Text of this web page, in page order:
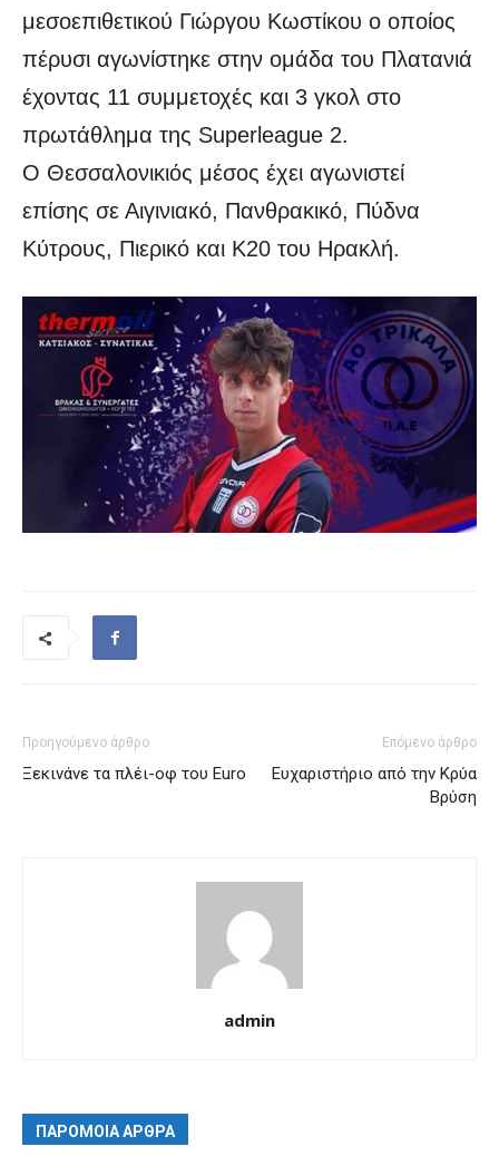
μεσοεπιθετικού Γιώργου Κωστίκου ο οποίος
πέρυσι αγωνίστηκε στην ομάδα του Πλατανιά
έχοντας 11 συμμετοχές και 3 γκολ στο
πρωτάθλημα της Superleague 2.
Ο Θεσσαλονικιός μέσος έχει αγωνιστεί
επίσης σε Αιγινιακό, Πανθρακικό, Πύδνα
Κύτρους, Πιερικό και Κ20 του Ηρακλή.
Προηγούμενο άρθρο
Ξεκινάνε τα πλέι-οφ του Euro
Επόμενο άρθρο
Ευχαριστήριο από την Κρύα
Βρύση
admin
ΠΑΡΟΜΟΙΑ ΑΡΘΡΑ